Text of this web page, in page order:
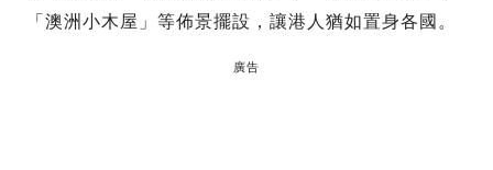
「澳洲小木屋」等佈景擺設，讓港人猶如置身各國。
廣告